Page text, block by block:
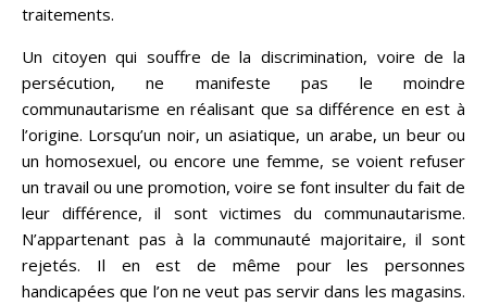
traitements.
Un citoyen qui souffre de la discrimination, voire de la
persécution, ne manifeste pas le moindre
communautarisme en réalisant que sa différence en est à
l’origine. Lorsqu’un noir, un asiatique, un arabe, un beur ou
un homosexuel, ou encore une femme, se voient refuser
un travail ou une promotion, voire se font insulter du fait de
leur différence, il sont victimes du communautarisme.
N’appartenant pas à la communauté majoritaire, il sont
rejetés. Il en est de même pour les personnes
handicapées que l’on ne veut pas servir dans les magasins.